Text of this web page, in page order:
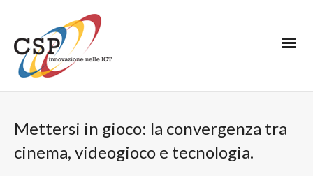
Mettersi in gioco: la convergenza tra
cinema, videogioco e tecnologia.